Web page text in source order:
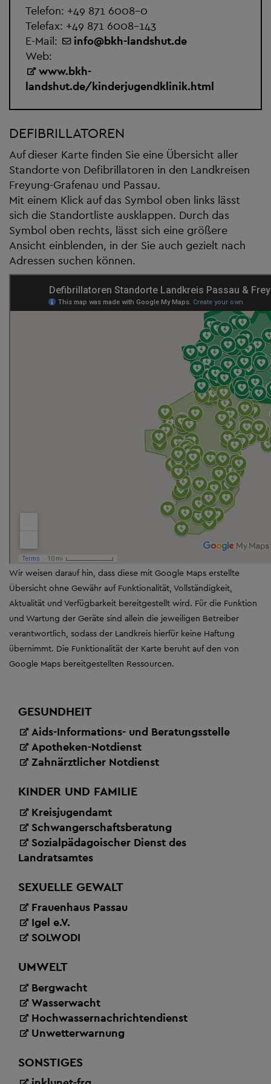
Telefon: +49 871 6008-0
Telefax: +49 871 6008-143
E-Mail:
info@bkh-landshut.de
Web:
www.bkh-
landshut.de/kinderjugendklinik.html
DEFIBRILLATOREN
Auf dieser Karte finden Sie eine Übersicht aller
Standorte von Defibrillatoren in den Landkreisen
Freyung-Grafenau und Passau.
Mit einem Klick auf das Symbol oben links lässt
sich die Standortliste ausklappen. Durch das
Symbol oben rechts, lässt sich eine größere
Ansicht einblenden, in der Sie auch gezielt nach
Adressen suchen können.
Wir weisen darauf hin, dass diese mit Google Maps erstellte
Übersicht ohne Gewähr auf Funktionalität, Vollständigkeit,
Aktualität und Verfügbarkeit bereitgestellt wird. Für die Funktion
und Wartung der Geräte sind allein die jeweiligen Betreiber
verantwortlich, sodass der Landkreis hierfür keine Haftung
übernimmt. Die Funktionalität der Karte beruht auf den von
Google Maps bereitgestellten Ressourcen.
GESUNDHEIT
Aids-Informations- und Beratungsstelle
Apotheken-Notdienst
Zahnärztlicher Notdienst
KINDER UND FAMILIE
Kreisjugendamt
Schwangerschaftsberatung
Sozialpädagoischer Dienst des
Landratsamtes
SEXUELLE GEWALT
Frauenhaus Passau
Igel e.V.
SOLWODI
UMWELT
Bergwacht
Wasserwacht
Hochwassernachrichtendienst
Unwetterwarnung
SONSTIGES